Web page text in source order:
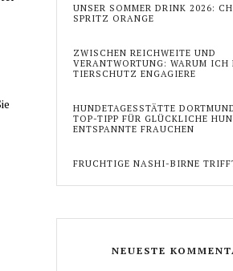
UNSER SOMMER DRINK 2026:
SPRITZ ORANGE
ZWISCHEN REICHWEITE UND
VERANTWORTUNG: WARUM
TIERSCHUTZ ENGAGIERE
HUNDETAGESSTÄTTE
TOP-TIPP FÜR GLÜCKLICHE
ENTSPANNTE FRAUCHEN
FRUCHTIGE NASHI-BIRNE
NEUESTE